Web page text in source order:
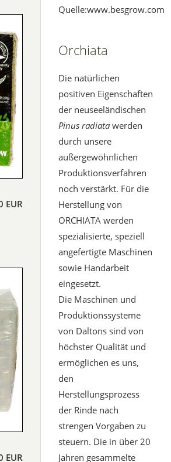
EUR
EUR
Quelle:www.besgrow.com
Orchiata
Die natürlichen
positiven Eigenschaften
der neuseeländischen
Pinus radiata werden
durch unsere
außergewöhnlichen
Produktionsverfahren
noch verstärkt. Für die
Herstellung von
ORCHIATA werden
spezialisierte, speziell
angefertigte Maschinen
sowie Handarbeit
eingesetzt.
Die Maschinen und
Produktionssysteme
von Daltons sind von
höchster Qualität und
ermöglichen es uns,
den
Herstellungsprozess
der Rinde nach
strengen Vorgaben zu
steuern. Die in über 20
Jahren gesammelte